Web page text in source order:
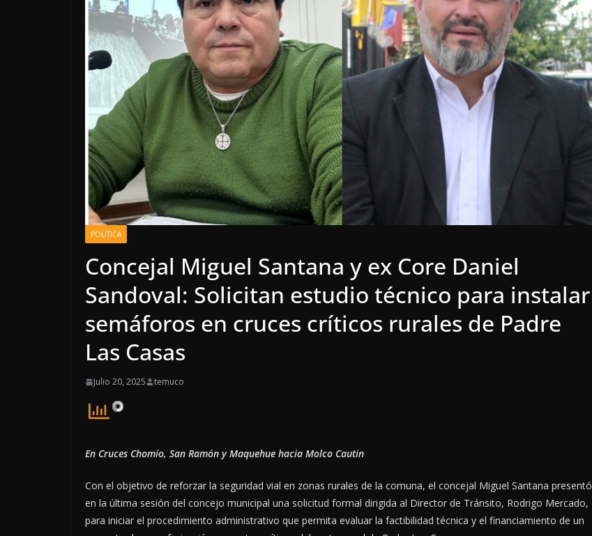
POLÍTICA
Concejal Miguel Santana y ex Core Daniel
Sandoval: Solicitan estudio técnico para instalar
semáforos en cruces críticos rurales de Padre
Las Casas
Julio 20, 2025 temuco
En Cruces Chomío, San Ramón y Maquehue hacia Molco Cautin
Con el objetivo de reforzar la seguridad vial en zonas rurales de la comuna, el concejal Miguel Santana presentó
en la última sesión del concejo municipal una solicitud formal dirigida al Director de Tránsito, Rodrigo Mercado,
para iniciar el procedimiento administrativo que permita evaluar la factibilidad técnica y el financiamiento de un